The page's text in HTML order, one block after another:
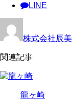
LINE
株式会社辰美
関連記事
龍ヶ崎